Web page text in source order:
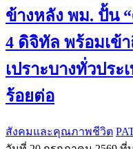
ข้างหลัง พม. ปั้น
4 ดิจิทัล พร้อมเข้
เปราะบางทั่วประ
ร้อยต่อ
สังคมและคุณภาพชีวิต